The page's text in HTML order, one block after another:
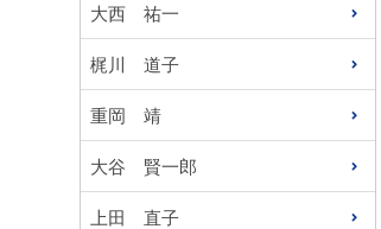
大西 祐一
梶川 道子
重岡 靖
大谷 賢一郎
上田 直子